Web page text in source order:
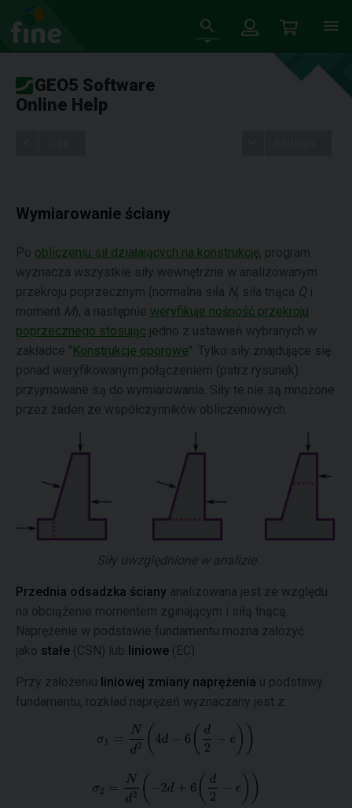
GEO5 Software
Online Help
Wymiarowanie ściany
Po obliczeniu sił działających na konstrukcję, program
wyznacza wszystkie siły wewnętrzne w analizowanym
przekroju poprzecznym (normalna siła N, siła tnąca Q i
moment M), a następnie weryfikuje nośność przekroju
poprzecznego stosując jedno z ustawień wybranych w
zakładce "Konstrukcje oporowe". Tylko siły znajdujące się
ponad weryfikowanym połączeniem (patrz rysunek)
przyjmowane są do wymiarowania. Siły te nie są mnożone
przez żaden ze współczynników obliczeniowych.
Siły uwzględnione w analizie
Przednia odsadzka ściany analizowana jest ze względu
na obciążenie momentem zginającym i siłą tnącą.
Naprężenie w podstawie fundamentu można założyć
jako stałe (CSN) lub liniowe (EC).
Przy założeniu liniowej zmiany naprężenia u podstawy
fundamentu, rozkład naprężeń wyznaczany jest z: